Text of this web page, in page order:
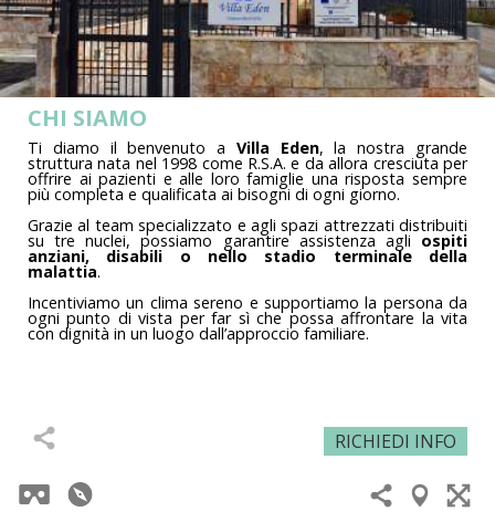
© Viewmake 2026
© Tourmake 2026
CHI SIAMO ACCESSI E VISITE
VASCA
RIABILITATIVA E
IDROKINESITERAPIA
CHI SIAMO
Ti diamo il benvenuto a Villa Eden, la nostra grande
struttura nata nel 1998 come R.S.A. e da allora cresciuta per
offrire ai pazienti e alle loro famiglie una risposta sempre
più completa e qualificata ai bisogni di ogni giorno.
Grazie al team specializzato e agli spazi attrezzati distribuiti
su tre nuclei, possiamo garantire assistenza agli ospiti
anziani, disabili o nello stadio terminale della
malattia.
Incentiviamo un clima sereno e supportiamo la persona da
ogni punto di vista per far sì che possa affrontare la vita
con dignità in un luogo dall’approccio familiare.
RICHIEDI INFO